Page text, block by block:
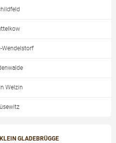
Wendelstorf
Welzin
GLADEBRÜGGE